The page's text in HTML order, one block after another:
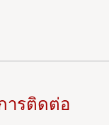
ารติดต่อ